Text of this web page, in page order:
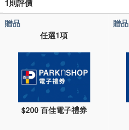
1則評價
贈品
任選1項
$200 百佳電子禮券
贈品